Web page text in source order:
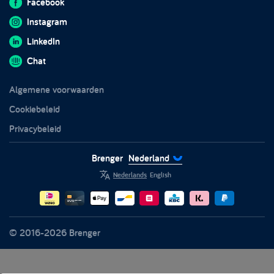
Brenger Business
Brenger voor koeriers
Partners
Impact rapport 2024
Returnless
Meubels
Stoelen
Tafels
Witgoed
Instagram
LinkedIn
Chat
Algemene voorwaarden
Cookiebeleid
Privacybeleid
© 2016-2026 Brenger
Brenger Nederland
Nederlands English